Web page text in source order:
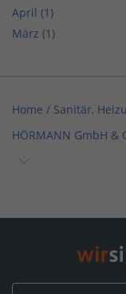
April (1)
März (1)
Home / Sanitär,
HÖRMANN GmbH &
HÖRMANN GmbH &
Sanitär,
HÖRMANN GmbH &